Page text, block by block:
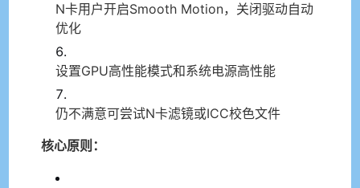
N卡用户开启Smooth Motion，关闭驱动自动
优化
设置GPU高性能模式和系统电源高性能
仍不满意可尝试N卡滤镜或ICC校色文件
核心原则：